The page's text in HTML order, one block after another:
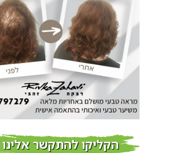
צמידי שיער –
לצמידי שיער
שיער מבוססי
חדש
הקליקו להתקשר אלינו